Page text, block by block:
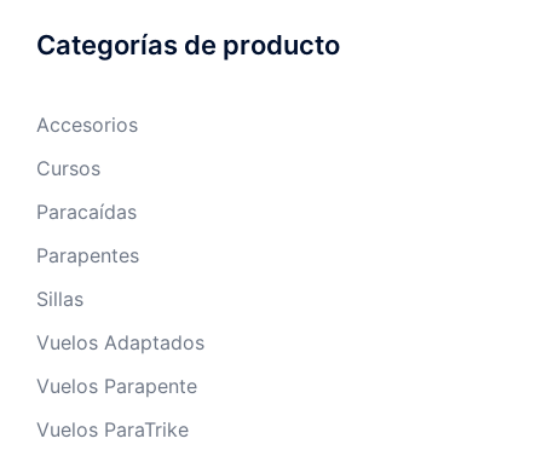
Categorías de producto
Accesorios
Cursos
Paracaídas
Parapentes
Sillas
Vuelos Adaptados
Vuelos Parapente
Vuelos ParaTrike